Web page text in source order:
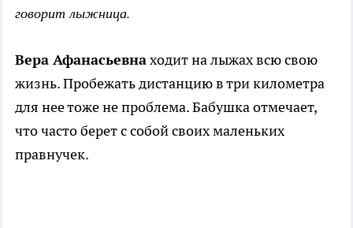
говорит лыжница.
Вера Афанасьевнаходит на лыжах всю свою
жизнь. Пробежать дистанцию в три километра
для нее тоже не проблема. Бабушка отмечает,
что часто берет с собой своих маленьких
правнучек.